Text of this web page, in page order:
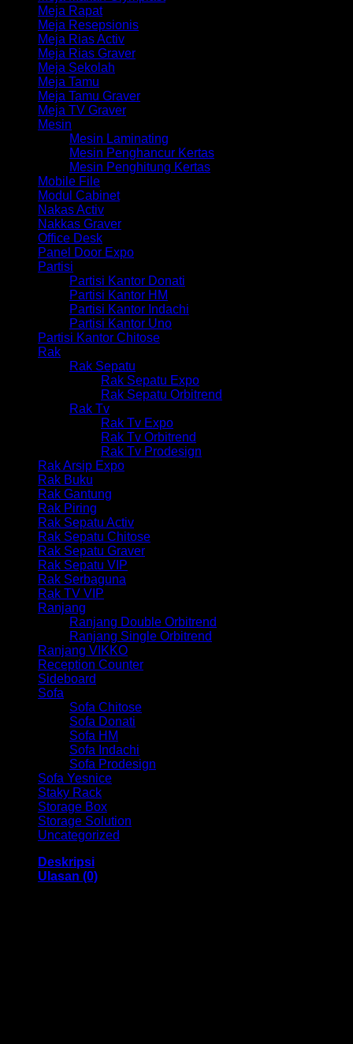
Meja Rapat
Meja Resepsionis
Meja Rias Activ
Meja Rias Graver
Meja Sekolah
Meja Tamu
Meja Tamu Graver
Meja TV Graver
Mesin
Mesin Laminating
Mesin Penghancur Kertas
Mesin Penghitung Kertas
Mobile File
Modul Cabinet
Nakas Activ
Nakkas Graver
Office Desk
Panel Door Expo
Partisi
Partisi Kantor Donati
Partisi Kantor HM
Partisi Kantor Indachi
Partisi Kantor Uno
Partisi Kantor Chitose
Rak
Rak Sepatu
Rak Sepatu Expo
Rak Sepatu Orbitrend
Rak Tv
Rak Tv Expo
Rak Tv Orbitrend
Rak Tv Prodesign
Rak Arsip Expo
Rak Buku
Rak Gantung
Rak Piring
Rak Sepatu Activ
Rak Sepatu Chitose
Rak Sepatu Graver
Rak Sepatu VIP
Rak Serbaguna
Rak TV VIP
Ranjang
Ranjang Double Orbitrend
Ranjang Single Orbitrend
Ranjang VIKKO
Reception Counter
Sideboard
Sofa
Sofa Chitose
Sofa Donati
Sofa HM
Sofa Indachi
Sofa Prodesign
Sofa Yesnice
Staky Rack
Storage Box
Storage Solution
Uncategorized
Deskripsi
Ulasan (0)